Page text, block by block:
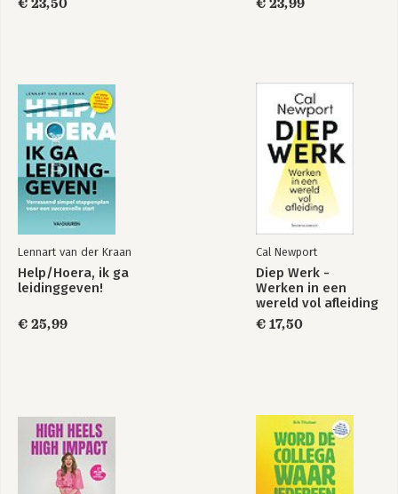
€ 23,50 € 23,99
Lennart van der Kraan
Help/Hoera, ik ga
leidinggeven!
€ 25,99
Cal Newport
Diep Werk -
Werken in een
wereld vol afleiding
€ 17,50